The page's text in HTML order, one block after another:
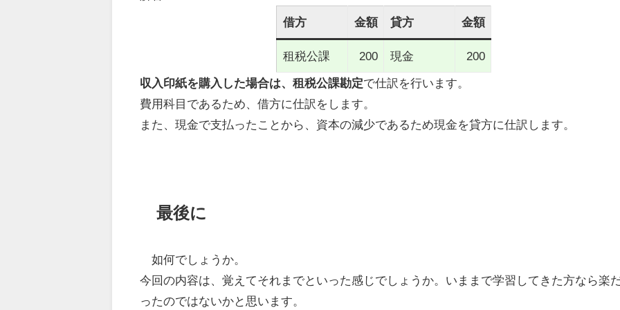
借方 金額 貸方 金額
租税公課 200 現金 200
収入印紙を購入した場合は、租税公課勘定で仕訳を行います。
費用科目であるため、借方に仕訳をします。
また、現金で支払ったことから、資本の減少であるため現金を貸方に仕訳します。
最後に
如何でしょうか。
今回の内容は、覚えてそれまでといった感じでしょうか。いままで学習してきた方なら楽
ったのではないかと思います。